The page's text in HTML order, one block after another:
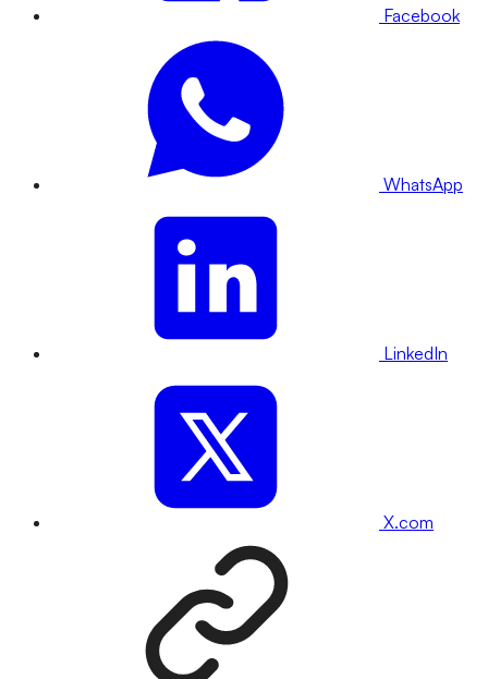
Facebook
WhatsApp
LinkedIn
X.com